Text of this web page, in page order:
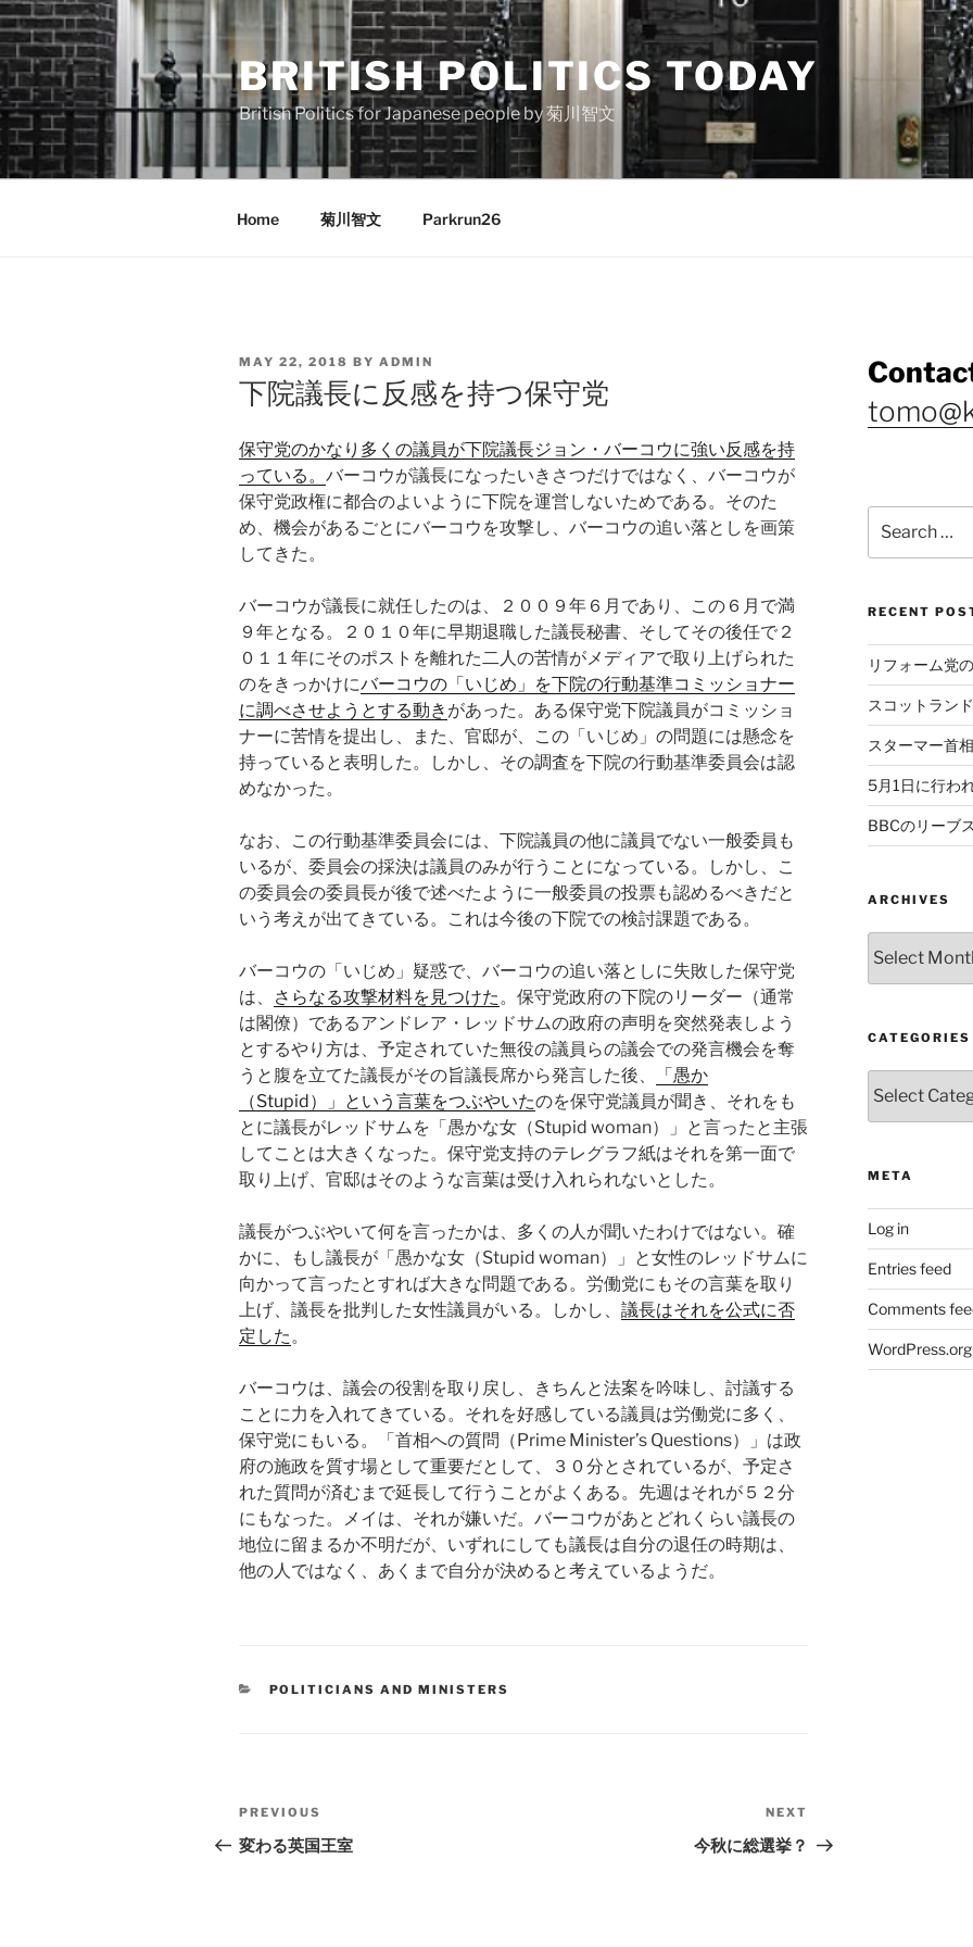
Skip
to
content
BRITISH POLITICS TODAY
British Politics for Japanese people by 菊川智文
Home 菊川智文 Parkrun26
POSTED
ON
MAY 22, 2018 BY ADMIN
下院議長に反感を持つ保守党
保守党のかなり多くの議員が下院議長ジョン・バーコウに強い反感を持
っている。 バーコウが議長になったいきさつだけではなく、バーコウが
保守党政権に都合のよいように下院を運営しないためである。そのた
め、機会があるごとにバーコウを攻撃し、バーコウの追い落としを画策
してきた。
バーコウが議長に就任したのは、２００９年６月であり、この６月で満
９年となる。２０１０年に早期退職した議長秘書、そしてその後任で２
０１１年にそのポストを離れた二人の苦情がメディアで取り上げられた
のをきっかけにバーコウの「いじめ」を下院の行動基準コミッショナー
に調べさせようとする動き があった。ある保守党下院議員がコミッショ
ナーに苦情を提出し、また、官邸が、この「いじめ」の問題には懸念を
持っていると表明した。しかし、その調査を下院の行動基準委員会は認
めなかった。
なお、この行動基準委員会には、下院議員の他に議員でない一般委員も
いるが、委員会の採決は議員のみが行うことになっている。しかし、こ
の委員会の委員長が後で述べたように一般委員の投票も認めるべきだと
いう考えが出てきている。これは今後の下院での検討課題である。
バーコウの「いじめ」疑惑で、バーコウの追い落としに失敗した保守党
は、
さらなる攻撃材料を見つけた。保守党政府の下院のリーダー（通常
は閣僚）であるアンドレア・レッドサムの政府の声明を突然発表しよう
とするやり方は、予定されていた無役の議員らの議会での発言機会を奪
うと腹を立てた議長がその旨議長席から発言した後、
「愚か
（Stupid）」という言葉をつぶやいたのを保守党議員が聞き、それをも
とに議長がレッドサムを「愚かな女（Stupid woman）」と言ったと主張
してことは大きくなった。保守党支持のテレグラフ紙はそれを第一面で
取り上げ、官邸はそのような言葉は受け入れられないとした。
議長がつぶやいて何を言ったかは、多くの人が聞いたわけではない。確
かに、もし議長が「愚かな女（Stupid woman）」と女性のレッドサムに
向かって言ったとすれば大きな問題である。労働党にもその言葉を取り
上げ、議長を批判した女性議員がいる。しかし、 議長はそれを公式に否
定した。
バーコウは、議会の役割を取り戻し、きちんと法案を吟味し、討議する
ことに力を入れてきている。それを好感している議員は労働党に多く、
保守党にもいる。「首相への質問（Prime Minister’s Questions）」は政
府の施政を質す場として重要だとして、３０分とされているが、予定さ
れた質問が済むまで延長して行うことがよくある。先週はそれが５２分
にもなった。メイは、それが嫌いだ。バーコウがあとどれくらい議長の
地位に留まるか不明だが、いずれにしても議長は自分の退任の時期は、
他の人ではなく、あくまで自分が決めると考えているようだ。
CATEGORIES
POLITICIANS AND MINISTERS
Post
navigation
Previous
Post
PREVIOUS
変わる英国王室
Post
NEXT
今秋に総選挙？
for:
RECENT
リフォーム党
スコットラン
スターマー首
5月1日に行わ
BBCのリーブ
ARCHIVES
CATEGORIES
META
Log in
Entries feed
Comments
WordPress.org